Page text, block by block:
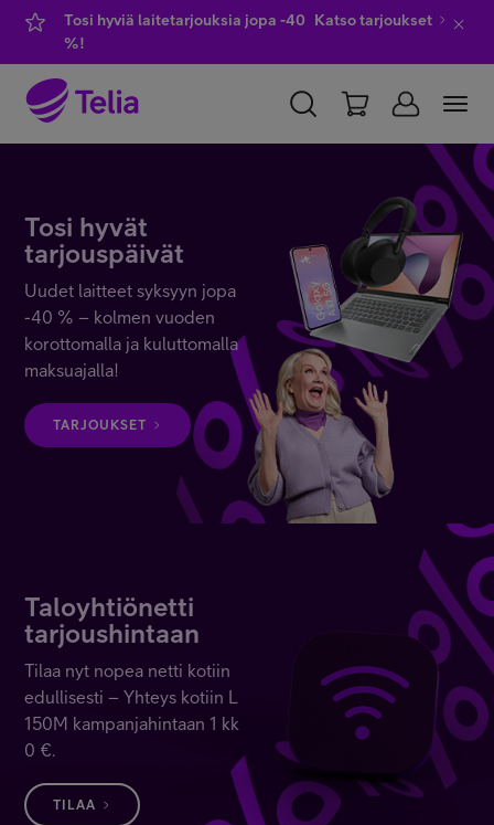
Tosi hyviä laitetarjouksia jopa -40
%!
Katso tarjoukset
TELIA FINLAND
Liittymät ja palvelut
Laitteet
TV ja viihde
Minun Telia
FI EN SV
Tosi hyvät
tarjouspäivät
Uudet laitteet syksyyn jopa
-40 % – kolmen vuoden
korottomalla ja kuluttomalla
maksuajalla!
TARJOUKSET
Taloyhtiönetti
tarjoushintaan
Tilaa nyt nopea netti kotiin
edullisesti – Yhteys kotiin L
150M kampanjahintaan 1 kk
0 €.
TILAA